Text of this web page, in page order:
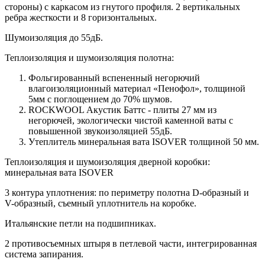
стороны) c каркасом из гнутого профиля. 2 вертикальных
ребра жесткости и 8 горизонтальных.
Шумоизоляция до 55дБ.
Теплоизоляция и шумоизоляция полотна:
Фольгированный вспененный негорючий
влагоизоляционный материал «Пенофол», толщиной
5мм с поглощением до 70% шумов.
ROCKWOOL Акустик Баттс - плиты 27 мм из
негорючей, экологически чистой каменной ваты с
повышенной звукоизоляцией 55дБ.
Утеплитель минеральная вата ISOVER толщиной 50 мм.
Теплоизоляция и шумоизоляция дверной коробки:
минеральная вата ISOVER
3 контура уплотнения: по периметру полотна D-образный и
V-образный, съемный уплотнитель на коробке.
Итальянские петли на подшипниках.
2 противосъемных штыря в петлевой части, интегрированная
система запирания.